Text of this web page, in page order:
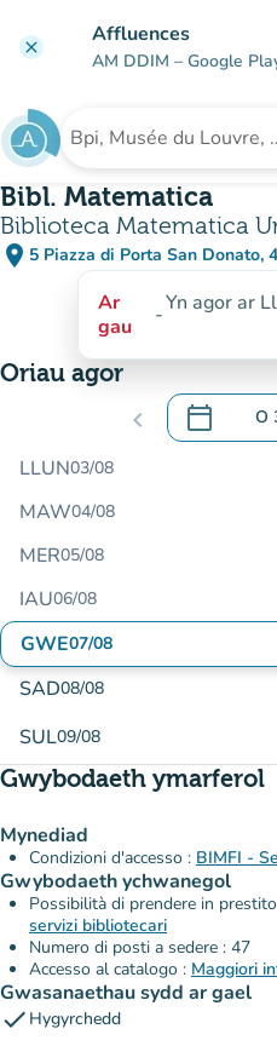
clear Affluences
AM DDIM – Google
Chwilio am sefydliad
Bibl. Matematica
Biblioteca Matematica
place 5 Piazza di Porta San Donato,
(agor
(tab
Ar
gau
-Yn agor ar
Oriau agor
chevron_left calendar_today O
.Agor y
LLUN03/08
MAW04/08
MER05/08
IAU06/08
GWE07/08
SAD08/08
SUL09/08
Gwybodaeth ymarferol
Mynediad
Condizioni d'accesso : BIMFI -
Gwybodaeth ychwanegol
Possibilità di prendere in
servizi bibliotecari
Numero di posti a sedere : 47
Accesso al catalogo : Maggiori
Gwasanaethau sydd ar gael
check Hygyrchedd